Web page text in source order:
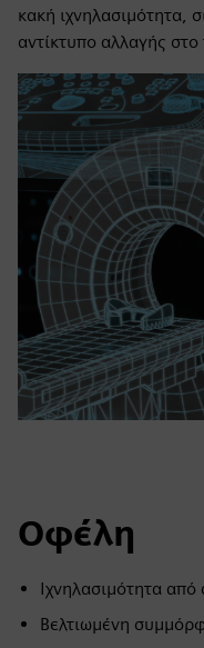
κακή ιχνηλασιμότητα,
αντίκτυπο αλλαγής
Οφέλη
Ιχνηλασιμότητα από
Βελτιωμένη